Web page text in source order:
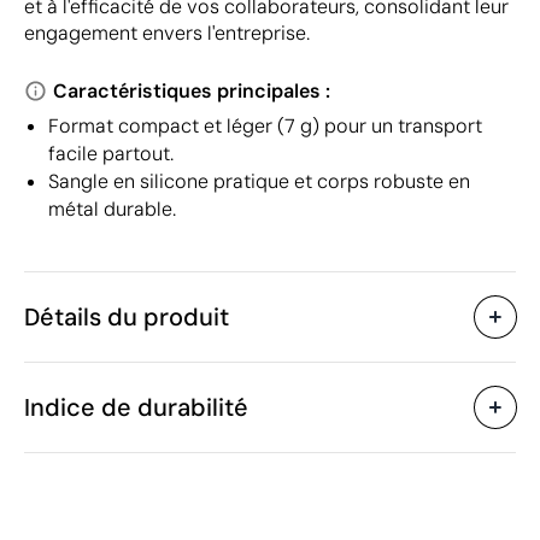
et à l'efficacité de vos collaborateurs, consolidant leur
engagement envers l'entreprise.
Caractéristiques principales :
Format compact et léger (7 g) pour un transport
facile partout.
Sangle en silicone pratique et corps robuste en
métal durable.
Détails du produit
Caractéristiques
Code du produit
Indice de durabilité